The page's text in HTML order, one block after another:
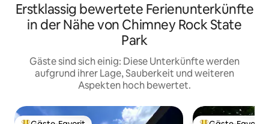
Erstklassig bewertete Ferienunterkünfte
in der Nähe von Chimney Rock State
Park
Gäste sind sich einig: Diese Unterkünfte werden
aufgrund ihrer Lage, Sauberkeit und weiteren
Aspekten hoch bewertet.